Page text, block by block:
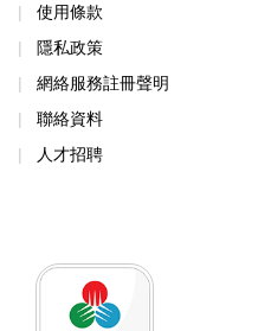
使用條款
隱私政策
網絡服務註冊聲明
聯絡資料
人才招聘